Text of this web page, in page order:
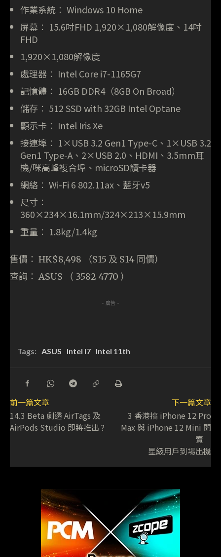
作業系統︰ Windows 10 Home
屏幕︰ 15.6吋FHD 1,920×1,080解像度、14吋
FHD
1,920×1,080解像度
處理器︰ Intel Core i7-1165G7
記憶體︰ 16GB DDR4（8GB On Broad）
儲存︰ 512 SSD with 32GB Intel Optane
顯示卡︰ Intel Iris Xe
接連埠︰ 1×USB 3.2 Gen1 Type-C、1×USB 3.2
Gen1 Type-A、2×USB 2.0、HDMI、3.5mm耳
機/咪高峰複合埠、microSD讀卡器
網絡︰ Wi-Fi 6 802.11ax、藍牙v5
尺寸︰
360×234×16.1mm/324×213×15.9mm
重量︰ 1.8kg/1.4kg
售價： HK$8,498 （S15 及 S14 同價）
查詢： ASUS （ 3582 4770 ）
- 廣告 -
Tags: ASUS Intel i7 Intel 11th
前一篇文章
14.3 Beta 劇透 AirTags 及
AirPods Studio 即將推出 ?
下一篇文章
3 香港搞 iPhone 12 Pro
Max 與 iPhone 12 Mini 開
賣
星級用戶到場出機